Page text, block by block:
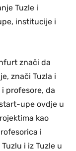
Tuzle i
institucije i
znači da
znači Tuzla i
profesore, da
upe ovdje u
kao
i
i iz Tuzle u